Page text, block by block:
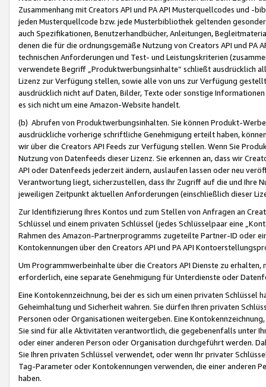
Zusammenhang mit Creators API und PA API Musterquellcodes und
jeden Musterquellcode bzw. jede Musterbibliothek geltenden
auch Spezifikationen, Benutzerhandbücher, Anleitungen,
denen die für die ordnungsgemäße Nutzung von Creators API und PA
technischen Anforderungen und Test- und Leistungskriterien
verwendete Begriff „Produktwerbungsinhalte“ schließt ausdrücklich
Lizenz zur Verfügung stellen, sowie alle von uns zur Verfügung
ausdrücklich nicht auf Daten, Bilder, Texte oder sonstige
es sich nicht um eine Amazon-Website handelt.
(b) Abrufen von Produktwerbungsinhalten. Sie können Produkt-
ausdrückliche vorherige schriftliche Genehmigung erteilt haben,
wir über die Creators API Feeds zur Verfügung stellen. Wenn Sie
Nutzung von Datenfeeds dieser Lizenz. Sie erkennen an, dass wir
API oder Datenfeeds jederzeit ändern, auslaufen lassen oder neu
Verantwortung liegt, sicherzustellen, dass Ihr Zugriff auf die und Ihre
jeweiligen Zeitpunkt aktuellen Anforderungen (einschließlich dieser
Zur Identifizierung Ihres Kontos und zum Stellen von Anfragen an
Schlüssel und einem privaten Schlüssel (jedes Schlüsselpaar eine
Rahmen des Amazon-Partnerprogramms zugeteilte Partner-ID oder
Kontokennungen über den Creators API und PA API
Um Programmwerbeinhalte über die Creators API Dienste zu
erforderlich, eine separate Genehmigung für Unterdienste oder
Eine Kontokennzeichnung, bei der es sich um einen privaten
Geheimhaltung und Sicherheit wahren. Sie dürfen Ihren privaten
Personen oder Organisationen weitergeben. Eine
Sie sind für alle Aktivitäten verantwortlich, die gegebenenfalls unter
oder einer anderen Person oder Organisation durchgeführt werden.
Sie Ihren privaten Schlüssel verwendet, oder wenn Ihr privater
Tag-Parameter oder Kontokennungen verwenden, die einer anderen
haben.